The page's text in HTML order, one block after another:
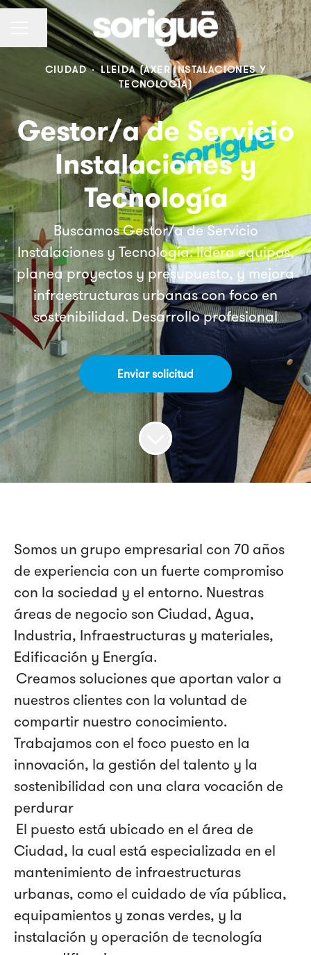
Menú de empleo
Compartir página
CIUDAD · LLEIDA (AXER INSTALACIONES Y
TECNOLOGÍA)
Gestor/a de Servicio
Instalaciones y
Tecnología
Buscamos Gestor/a de Servicio
Instalaciones y Tecnología: lidera equipos,
planea proyectos y presupuesto, y mejora
infraestructuras urbanas con foco en
sostenibilidad. Desarrollo profesional
Enviar solicitud
Somos un grupo empresarial con 70 años
de experiencia con un fuerte compromiso
con la sociedad y el entorno. Nuestras
áreas de negocio son Ciudad, Agua,
Industria, Infraestructuras y materiales,
Edificación y Energía.
Creamos soluciones que aportan valor a
nuestros clientes con la voluntad de
compartir nuestro conocimiento.
Trabajamos con el foco puesto en la
innovación, la gestión del talento y la
sostenibilidad con una clara vocación de
perdurar
El puesto está ubicado en el área de
Ciudad, la cual está especializada en el
mantenimiento de infraestructuras
urbanas, como el cuidado de vía pública,
equipamientos y zonas verdes, y la
instalación y operación de tecnología